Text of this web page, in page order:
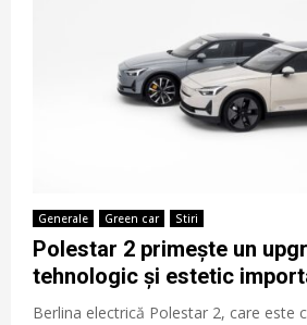
Generale Green car Stiri
Polestar 2 primește un
tehnologic și estetic
Berlina electrică Polestar 2, care este